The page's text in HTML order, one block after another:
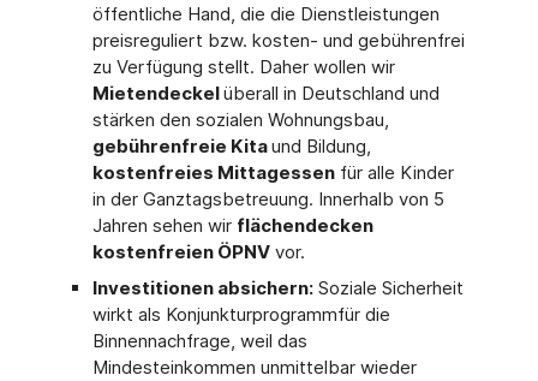
öffentliche Hand, die die Dienstleistungen
preisreguliert bzw. kosten- und gebührenfrei
zu Verfügung stellt. Daher wollen wir
Mietendeckelüberall in Deutschland und
stärken den sozialen Wohnungsbau,
gebührenfreie Kitaund Bildung,
kostenfreies Mittagessenfür alle Kinder
in der Ganztagsbetreuung. Innerhalb von 5
Jahren sehen wir flächendecken
kostenfreien ÖPNVvor.
Investitionen absichern:Soziale Sicherheit
wirkt als Konjunkturprogrammfür die
Binnennachfrage, weil das
Mindesteinkommen unmittelbar wieder